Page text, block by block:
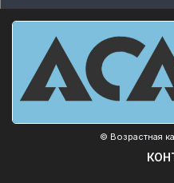
© Возрастная